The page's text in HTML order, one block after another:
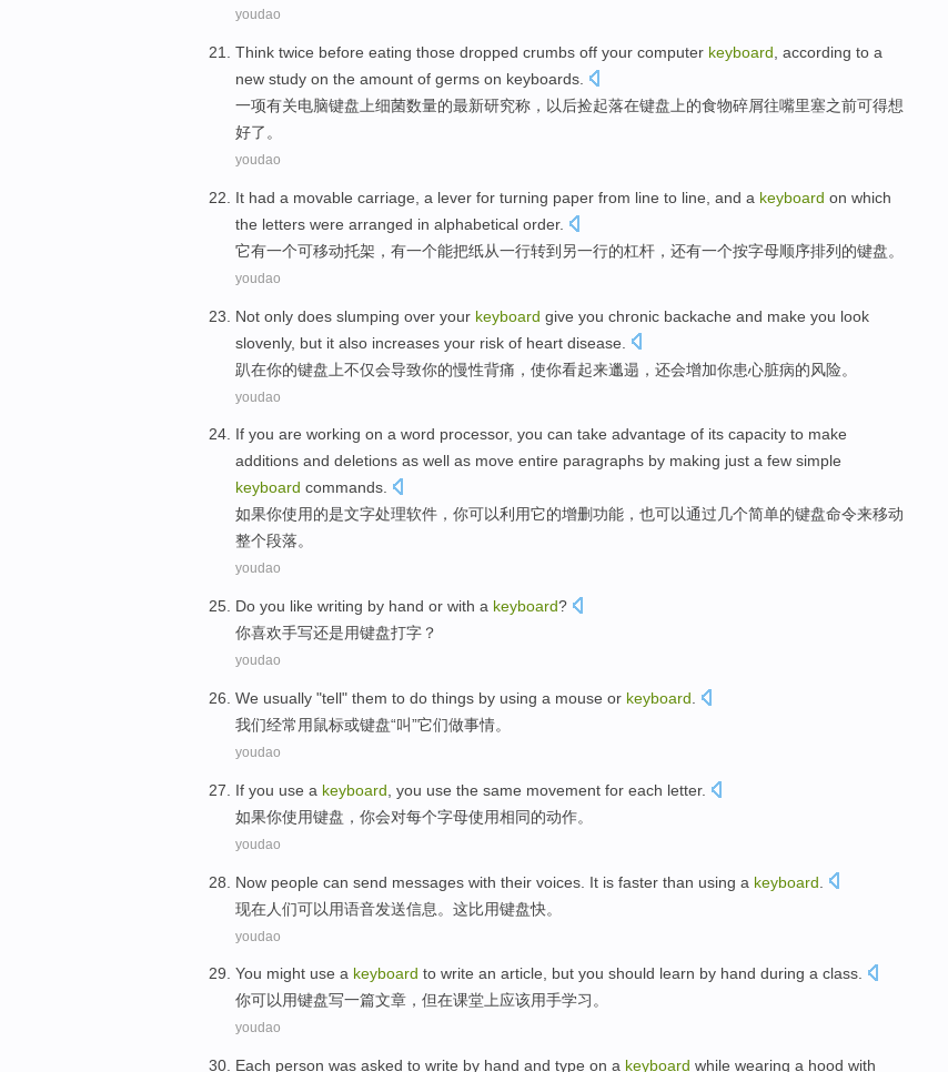
youdao
Think twice before eating those dropped crumbs off your computer keyboard according to a
new study on the amount of germs on keyboards
一项有关电脑键盘 上细菌数量的最新研究称 ，以后捡起落在键盘上的食物碎屑往嘴里塞之前可得想
好了。
youdao
It had a movable carriage , a lever for turning paper from line to line, and a keyboard on which
the letters were arranged in alphabetical order.
它有一个可移动托架 ，有一个能把纸从一行转到 另一行的杠杆 ， 还有一个按字母顺序排列 的键盘。
youdao
Not only does slumping over your keyboard give you chronic backache and make you look
slovenly, but it also increases your risk of heart disease
趴在你的键盘上不仅会导致你的慢性背痛 ， 使你看起来邋遢 ， 还会增加你患心脏病的风险。
youdao
If you are working on a word processor, you can take advantage of its capacity to make
additions and deletions as well as move entire paragraphs by making just a few simple
keyboard commands.
如果你使用的是文字处理软件 ，你可以利用它的增删功能 ， 也可以通过几个简单的键盘命令来移动
整个段落。
youdao
Do you like writing by hand or with a keyboard?
你喜欢手写还是用键盘打字？
youdao
We usually "tell" them to do things by using a mouse or keyboard
我们经常用鼠标或键盘“叫”它们做事情。
youdao
If you use a keyboard , you use the same movement for each letter.
如果你使用键盘，你会对每个字母使用相同的动作。
youdao
Now people can send messages with their voices. It is faster than using a keyboard
现在人们可以用语音发送信息。这比用键盘快。
youdao
You might use a keyboard to write an article, but you should learn by hand during a class.
你可以用键盘写一篇文章，但在课堂上应该用手学习。
youdao
Each person was asked to write by hand and type on a keyboard while wearing a hood with